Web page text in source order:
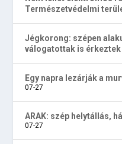
Természetvédelmi
Jégkorong: szépen
válogatottak is érkeztek
Egy napra lezárják a
07-27
ARAK: szép helytállás,
07-27